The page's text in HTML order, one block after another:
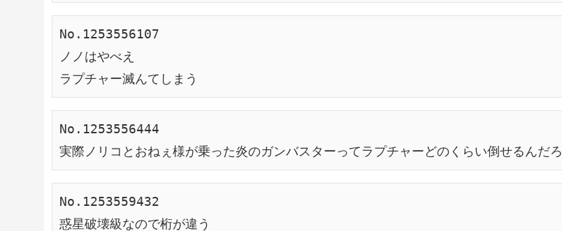
No.1253556107
ノノはやべえ
ラプチャー滅んてしまう
No.1253556444
実際ノリコとおねぇ様が乗った炎のガンバスターってラプチャーどのくらい倒せるんだろ
No.1253559432
惑星破壊級なので桁が違う